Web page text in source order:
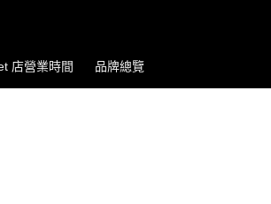
店營業時間 品牌總覽